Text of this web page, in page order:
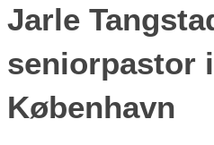
Jarle
seniorpastor
København